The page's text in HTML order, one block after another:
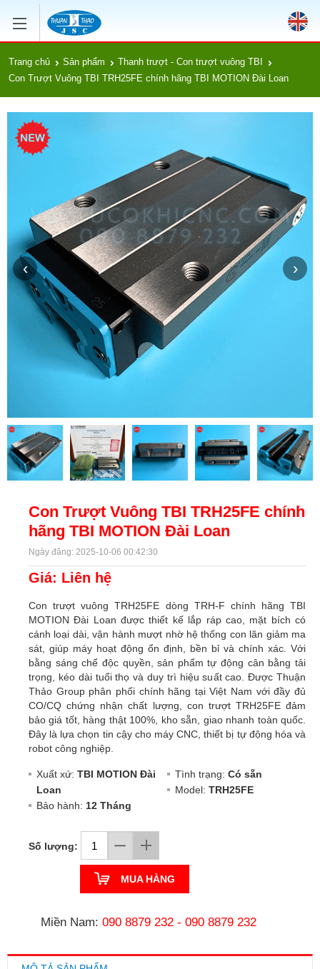
Trang chủ Sản phẩm
Thanh trượt - Con trượt vuông TBI
Con Trượt Vuông TBI TRH25FE chính hãng TBI MOTION Đài Loan
‹ ›
Con Trượt Vuông TBI TRH25FE chính
hãng TBI MOTION Đài Loan
Ngày đăng: 2025-10-06 00:42:30
Giá: Liên hệ
Con trượt vuông TRH25FE dòng TRH-F chính hãng TBI
MOTION Đài Loan được thiết kế lắp ráp cao, mặt bích có
cánh loại dài, vận hành mượt nhờ hệ thống con lăn giảm ma
sát, giúp máy hoạt động ổn định, bền bỉ và chính xác. Với
bằng sáng chế độc quyền, sản phẩm tự động cân bằng tải
trọng, kéo dài tuổi thọ và duy trì hiệu suất cao. Được Thuận
Thảo Group phân phối chính hãng tại Việt Nam với đầy đủ
CO/CQ chứng nhận chất lượng, con trượt TRH25FE đảm
bảo giá tốt, hàng thật 100%, kho sẵn, giao nhanh toàn quốc.
Đây là lựa chọn tin cậy cho máy CNC, thiết bị tự động hóa và
robot công nghiệp.
Xuất xứ: TBI MOTION Đài
Loan
Tình trạng: Có sẵn
Model: TRH25FE
Bảo hành: 12 Tháng
Số lượng:
MUA HÀNG
Miền Nam: 090 8879 232 - 090 8879 232